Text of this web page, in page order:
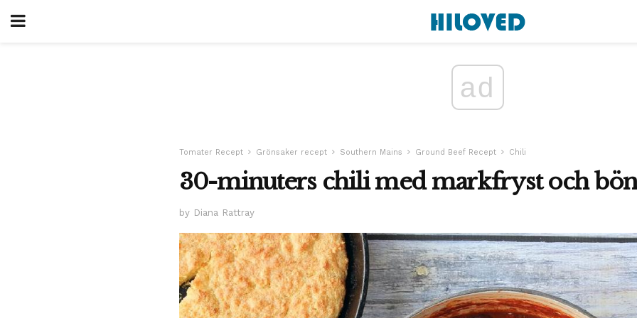
ad
Tomater Recept Grönsaker recept Southern Mains Ground Beef Recept Chili
30-minuters chili med markfryst och
by Diana Rattray